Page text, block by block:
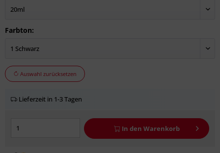
Farbton:
Auswahl zurücksetzen
Lieferzeit in 1-3 Tagen
In den Warenkorb